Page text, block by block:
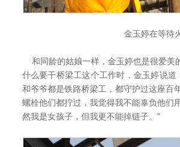
金玉婷在等待
和同龄的姑娘一样，金玉婷也是很爱美
什么要干桥梁工这个工作时，金玉婷说
和爷爷都是铁路桥梁工，都守护过这座百
螺栓他们都拧过，我觉得我不能辜负他们
然我是女孩子，但我更不能掉链子。”